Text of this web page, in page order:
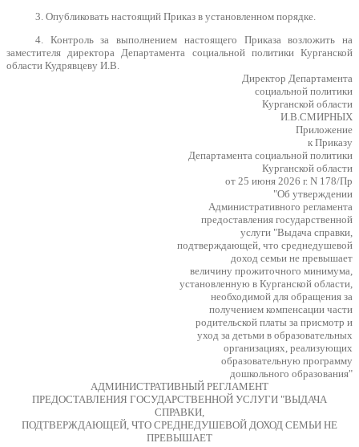
3. Опубликовать настоящий Приказ в установленном порядке.
4. Контроль за выполнением настоящего Приказа возложить на
заместителя директора Департамента социальной политики Курганской
области Кудрявцеву И.В.
Директор Департамента
социальной политики
Курганской области
И.В.СМИРНЫХ
Приложение
к Приказу
Департамента социальной политики
Курганской области
от 25 июня 2026 г. N 178/Пр
"Об утверждении
Административного регламента
предоставления государственной
услуги "Выдача справки,
подтверждающей, что среднедушевой
доход семьи не превышает
величину прожиточного минимума,
установленную в Курганской области,
необходимой для обращения за
получением компенсации части
родительской платы за присмотр и
уход за детьми в образовательных
организациях, реализующих
образовательную программу
дошкольного образования"
АДМИНИСТРАТИВНЫЙ РЕГЛАМЕНТ
ПРЕДОСТАВЛЕНИЯ ГОСУДАРСТВЕННОЙ УСЛУГИ "ВЫДАЧА
СПРАВКИ,
ПОДТВЕРЖДАЮЩЕЙ, ЧТО СРЕДНЕДУШЕВОЙ ДОХОД СЕМЬИ НЕ
ПРЕВЫШАЕТ